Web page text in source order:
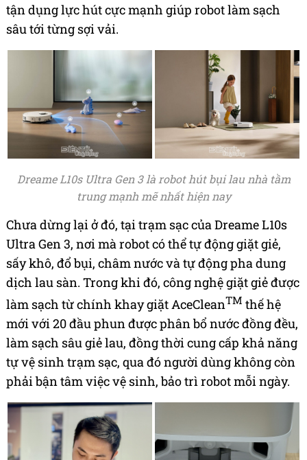
tận dụng lực hút cực mạnh giúp robot làm sạch
sâu tới từng sợi vải.
Dreame L10s Ultra Gen 3 là robot hút bụi lau nhà tầm
trung mạnh mẽ nhất hiện nay
Chưa dừng lại ở đó, tại trạm sạc của Dreame L10s
Ultra Gen 3, nơi mà robot có thể tự động giặt giẻ,
sấy khô, đổ bụi, châm nước và tự động pha dung
dịch lau sàn. Trong khi đó, công nghệ giặt giẻ được
làm sạch từ chính khay giặt AceCleanTM thế hệ
mới với 20 đầu phun được phân bổ nước đồng đều,
làm sạch sâu giẻ lau, đồng thời cung cấp khả năng
tự vệ sinh trạm sạc, qua đó người dùng không còn
phải bận tâm việc vệ sinh, bảo trì robot mỗi ngày.